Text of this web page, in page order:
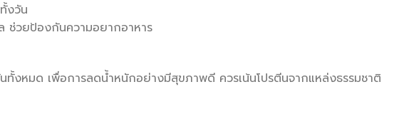
งวัน
ช่วยป้องกันความอยากอาหาร
ทั้งหมด เพื่อการลดน้ำหนักอย่างมีสุขภาพดี ควรเน้นโปรตีนจากแหล่งธรรมชาติ